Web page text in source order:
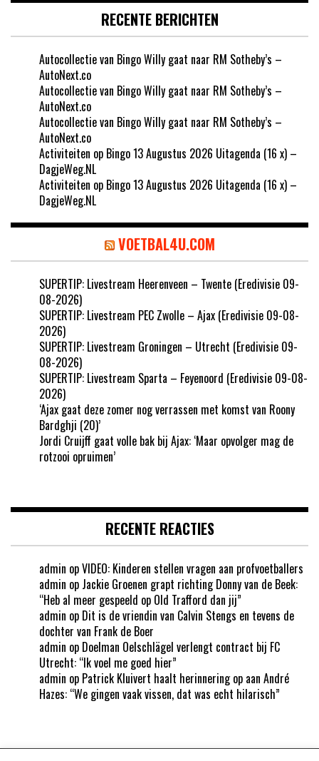
RECENTE BERICHTEN
Autocollectie van Bingo Willy gaat naar RM Sotheby’s –
AutoNext.co
Autocollectie van Bingo Willy gaat naar RM Sotheby’s –
AutoNext.co
Autocollectie van Bingo Willy gaat naar RM Sotheby’s –
AutoNext.co
Activiteiten op Bingo 13 Augustus 2026 Uitagenda (16 x) –
DagjeWeg.NL
Activiteiten op Bingo 13 Augustus 2026 Uitagenda (16 x) –
DagjeWeg.NL
VOETBAL4U.COM
SUPERTIP: Livestream Heerenveen – Twente (Eredivisie 09-
08-2026)
SUPERTIP: Livestream PEC Zwolle – Ajax (Eredivisie 09-08-
2026)
SUPERTIP: Livestream Groningen – Utrecht (Eredivisie 09-
08-2026)
SUPERTIP: Livestream Sparta – Feyenoord (Eredivisie 09-08-
2026)
‘Ajax gaat deze zomer nog verrassen met komst van Roony
Bardghji (20)’
Jordi Cruijff gaat volle bak bij Ajax: ‘Maar opvolger mag de
rotzooi opruimen’
RECENTE REACTIES
admin opVIDEO: Kinderen stellen vragen aan profvoetballers
admin op Jackie Groenen grapt richting Donny van de Beek:
“Heb al meer gespeeld op Old Trafford dan jij”
admin op Dit is de vriendin van Calvin Stengs en tevens de
dochter van Frank de Boer
admin op Doelman Oelschlägel verlengt contract bij FC
Utrecht: “Ik voel me goed hier”
admin op Patrick Kluivert haalt herinnering op aan André
Hazes: “We gingen vaak vissen, dat was echt hilarisch”